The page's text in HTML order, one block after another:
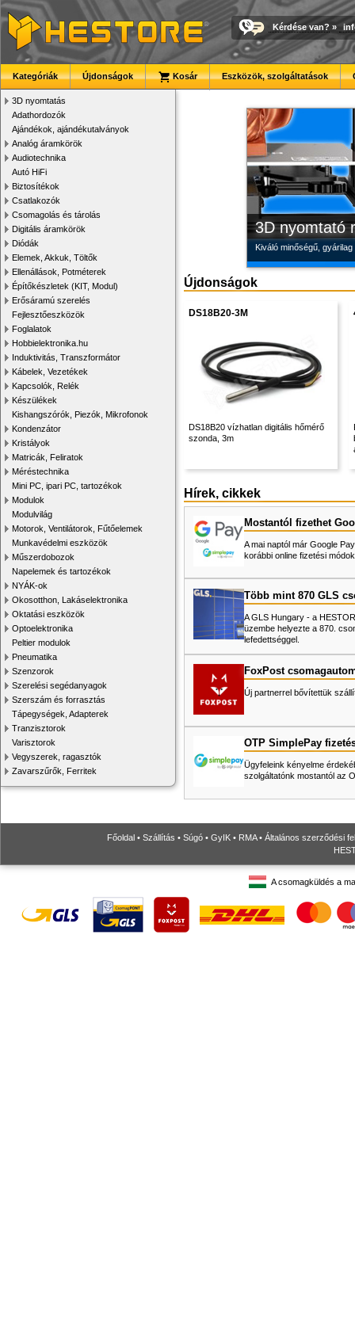
Kérdése van? »
Kategóriák Újdonságok Kosár Eszközök, szolgáltatások
3D nyomtatás
Adathordozók
Ajándékok, ajándékutalványok
Analóg áramkörök
Audiotechnika
Autó HiFi
Biztosítékok
Csatlakozók
Csomagolás és tárolás
Digitális áramkörök
Diódák
Elemek, Akkuk, Töltők
Ellenállások, Potméterek
Építőkészletek (KIT, Modul)
Erősáramú szerelés
Fejlesztőeszközök
Foglalatok
Hobbielektronika.hu
Induktivitás, Transzformátor
Kábelek, Vezetékek
Kapcsolók, Relék
Készülékek
Kishangszórók, Piezók, Mikrofonok
Kondenzátor
Kristályok
Matricák, Feliratok
Méréstechnika
Mini PC, ipari PC, tartozékok
Modulok
Modulvilág
Motorok, Ventilátorok, Fűtőelemek
Munkavédelmi eszközök
Műszerdobozok
Napelemek és tartozékok
NYÁK-ok
Okosotthon, Lakáselektronika
Oktatási eszközök
Optoelektronika
Peltier modulok
Pneumatika
Szenzorok
Szerelési segédanyagok
Szerszám és forrasztás
Tápegységek, Adapterek
Tranzisztorok
Varisztorok
Vegyszerek, ragasztók
Zavarszűrők, Ferritek
3D nyomtató
Kiváló minőségű,
Új PLA
Megbízható
Modulvilág
Újdonságok
DS18B20-3M
DS18B20 vízhatlan digitális hőmérő
szonda, 3m
Hírek, cikkek
Mostantól fizethet
A mai naptól már Google
korábbi online fizetési
Több mint 870 GLS
A GLS Hungary - a
üzembe helyezte a 870.
lefedettséggel.
FoxPost
Új partnerrel bővítettük
OTP SimplePay
Ügyfeleink kényelme
szolgáltatónk mostantól az
Főoldal • Szállítás • Súgó • GyIK • RMA• Általános szerződési
A csomagküldés a